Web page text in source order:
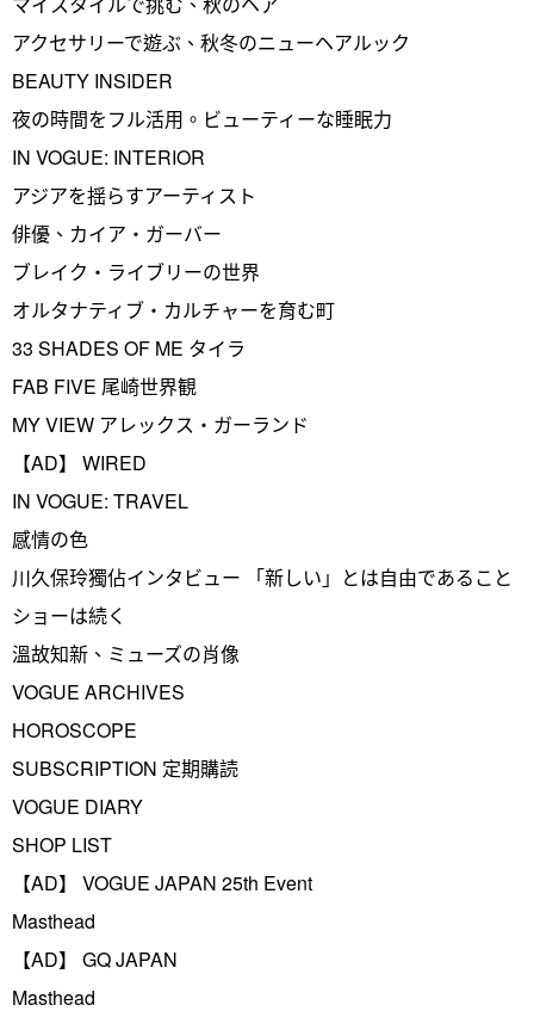
アクセサリーで遊ぶ、秋冬のニューヘアルック
BEAUTY INSIDER
夜の時間をフル活用。ビューティーな睡眠力
IN VOGUE: INTERIOR
アジアを揺らすアーティスト
俳優、カイア・ガーバー
ブレイク・ライブリーの世界
オルタナティブ・カルチャーを育む町
33 SHADES OF ME タイラ
FAB FIVE 尾崎世界観
MY VIEW アレックス・ガーランド
【AD】 WIRED
IN VOGUE: TRAVEL
感情の色
川久保玲獨佔インタビュー 「新しい」とは自由であること
ショーは続く
溫故知新、ミューズの肖像
VOGUE ARCHIVES
HOROSCOPE
SUBSCRIPTION 定期購読
VOGUE DIARY
SHOP LIST
【AD】 VOGUE JAPAN 25th Event
Masthead
【AD】 GQ JAPAN
Masthead